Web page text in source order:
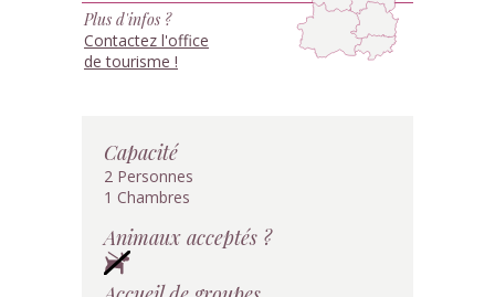
Plus d'infos ?
Contactez l'office
de tourisme !
Capacité
2 Personnes
1 Chambres
Animaux acceptés ?